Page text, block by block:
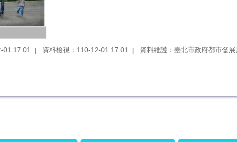
01 17:01 資料檢視：110-12-01 17:01 資料維護：臺北市政府都市發展